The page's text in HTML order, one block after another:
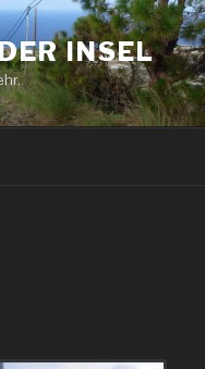
INSEL